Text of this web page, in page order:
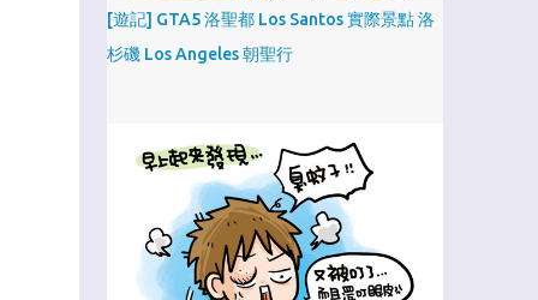
[遊記] GTA5 洛聖都 Los Santos 實際景點 洛
杉磯 Los Angeles 朝聖行